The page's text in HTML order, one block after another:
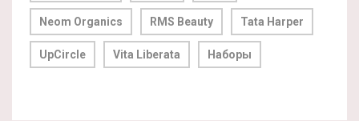
Neom Organics RMS Beauty Tata Harper
UpCircle Vita Liberata Наборы